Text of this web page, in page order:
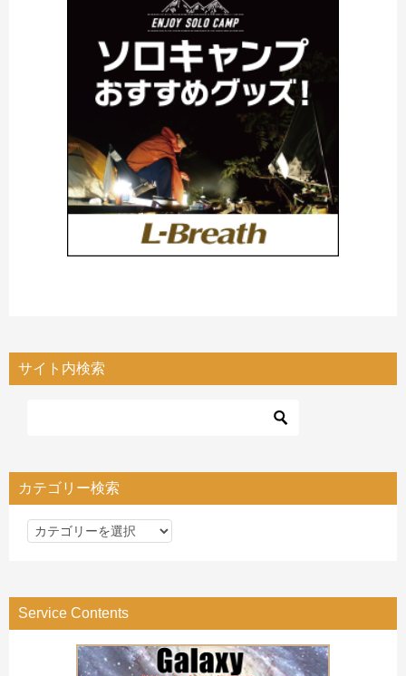
サイト内検索
カテゴリー検索
カ
リ
ー
Service Contents